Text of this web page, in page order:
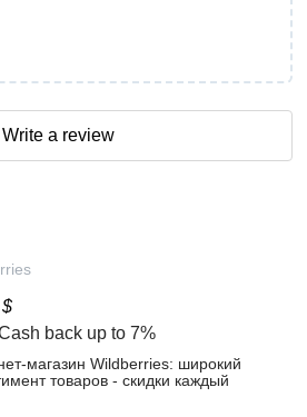
Write a review
$
back up to 7%
Wildberries: широкий
товаров - скидки каждый